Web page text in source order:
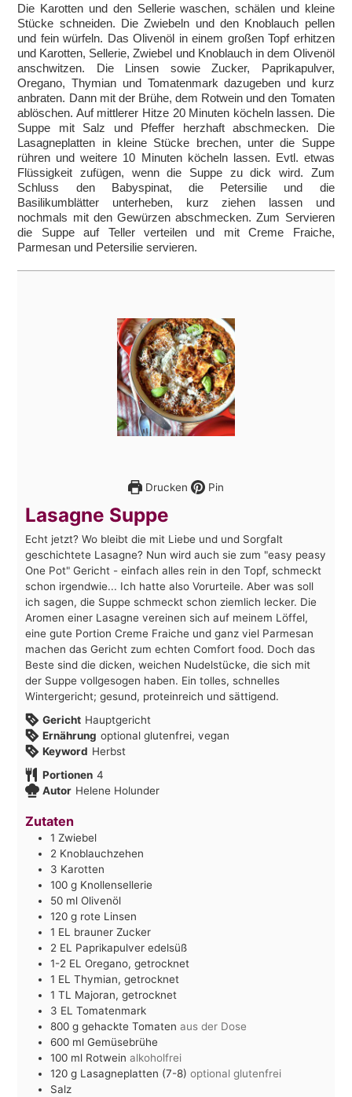
Die Karotten und den Sellerie waschen, schälen und kleine
Stücke schneiden. Die Zwiebeln und den Knoblauch pellen
und fein würfeln. Das Olivenöl in einem großen Topf erhitzen
und Karotten, Sellerie, Zwiebel und Knoblauch in dem Olivenöl
anschwitzen. Die Linsen sowie Zucker, Paprikapulver,
Oregano, Thymian und Tomatenmark dazugeben und kurz
anbraten. Dann mit der Brühe, dem Rotwein und den Tomaten
ablöschen. Auf mittlerer Hitze 20 Minuten köcheln lassen. Die
Suppe mit Salz und Pfeffer herzhaft abschmecken. Die
Lasagneplatten in kleine Stücke brechen, unter die Suppe
rühren und weitere 10 Minuten köcheln lassen. Evtl. etwas
Flüssigkeit zufügen, wenn die Suppe zu dick wird. Zum
Schluss den Babyspinat, die Petersilie und die
Basilikumblätter unterheben, kurz ziehen lassen und
nochmals mit den Gewürzen abschmecken. Zum Servieren
die Suppe auf Teller verteilen und mit Creme Fraiche,
Parmesan und Petersilie servieren.
Drucken Pin
Lasagne Suppe
Echt jetzt? Wo bleibt die mit Liebe und und Sorgfalt
geschichtete Lasagne? Nun wird auch sie zum "easy peasy
One Pot" Gericht - einfach alles rein in den Topf, schmeckt
schon irgendwie... Ich hatte also Vorurteile. Aber was soll
ich sagen, die Suppe schmeckt schon ziemlich lecker. Die
Aromen einer Lasagne vereinen sich auf meinem Löffel,
eine gute Portion Creme Fraiche und ganz viel Parmesan
machen das Gericht zum echten Comfort food. Doch das
Beste sind die dicken, weichen Nudelstücke, die sich mit
der Suppe vollgesogen haben. Ein tolles, schnelles
Wintergericht; gesund, proteinreich und sättigend.
Gericht Hauptgericht
Ernährung optional glutenfrei, vegan
Keyword Herbst
Portionen 4
Autor Helene Holunder
Zutaten
1 Zwiebel
2 Knoblauchzehen
3 Karotten
100 g Knollensellerie
50 ml Olivenöl
120 g rote Linsen
1 EL brauner Zucker
2 EL Paprikapulver edelsüß
1-2 EL Oregano, getrocknet
1 EL Thymian, getrocknet
1 TL Majoran, getrocknet
3 EL Tomatenmark
800 g gehackte Tomaten aus der Dose
600 ml Gemüsebrühe
100 ml Rotwein alkoholfrei
120 g Lasagneplatten (7-8) optional glutenfrei
Salz